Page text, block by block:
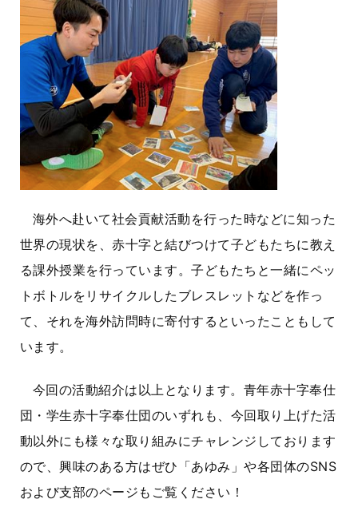
海外へ赴いて社会貢献活動を行った時などに知った
世界の現状を、赤十字と結びつけて子どもたちに教え
る課外授業を行っています。子どもたちと一緒にペッ
トボトルをリサイクルしたブレスレットなどを作っ
て、それを海外訪問時に寄付するといったこともして
います。
今回の活動紹介は以上となります。青年赤十字奉仕
団・学生赤十字奉仕団のいずれも、今回取り上げた活
動以外にも様々な取り組みにチャレンジしております
ので、興味のある方はぜひ「あゆみ」や各団体のSNS
および支部のページもご覧ください！